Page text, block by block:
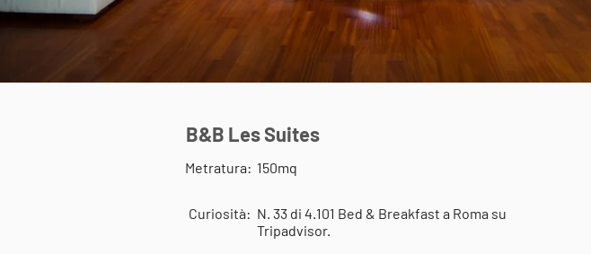
B&B Les Suites
Metratura: 150mq
Curiosità: N. 33 di 4.101 Bed & Breakfast a Roma su
Tripadvisor.